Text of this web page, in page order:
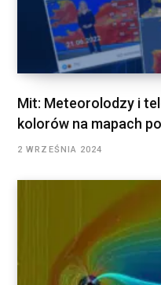
Mit: Meteorolodzy i
kolorów na mapach
2 WRZEŚNIA 2024